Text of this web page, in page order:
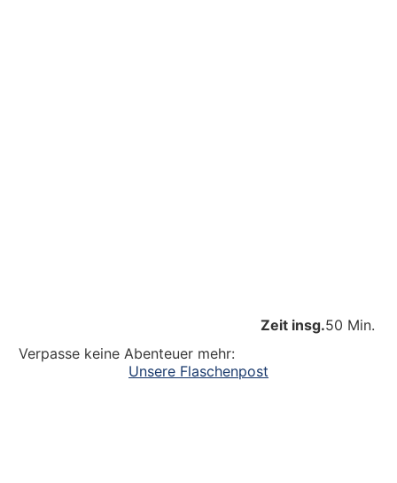
Zeit insg.50 Min.
Verpasse keine Abenteuer mehr:
Unsere Flaschenpost